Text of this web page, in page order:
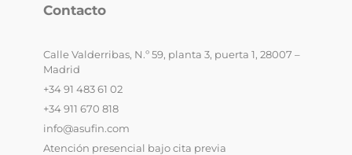
Contacto
Calle Valderribas, N.º 59, planta 3, puerta 1, 28007 –
Madrid
+34 91 483 61 02
+34 911 670 818
info@asufin.com
Atención presencial bajo cita previa